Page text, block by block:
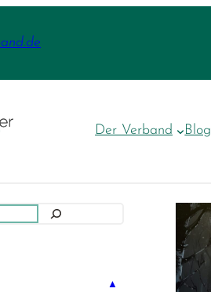
Der Verband Blog
▲